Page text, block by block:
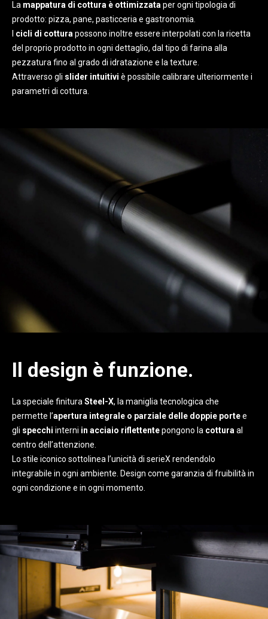
La mappatura di cottura è ottimizzata per ogni tipologia di
prodotto: pizza, pane, pasticceria e gastronomia.
cicli di cottura possono inoltre essere interpolati con la ricetta
del proprio prodotto in ogni dettaglio, dal tipo di farina alla
pezzatura fino al grado di idratazione e la texture.
Attraverso gli slider intuitivi è possibile calibrare ulteriormente i
parametri di cottura.
Il design è funzione.
La speciale finitura Steel-X, la maniglia tecnologica che
permette l’apertura integrale o parziale delle doppie portee
gli specchi interni in acciaio riflettentepongono la cottura al
centro dell’attenzione.
Lo stile iconico sottolinea l’unicità di serieX rendendolo
integrabile in ogni ambiente. Design come garanzia di fruibilità in
ogni condizione e in ogni momento.